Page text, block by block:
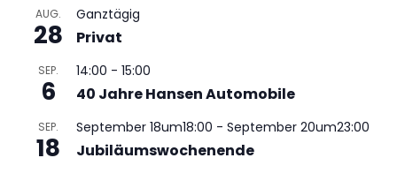
AUG.
28
Ganztägig
Privat
SEP.
6
14:00 -15:00
40 Jahre Hansen Automobile
SEP.
18
September 18um18:00 -September 20um23:00
Jubiläumswochenende